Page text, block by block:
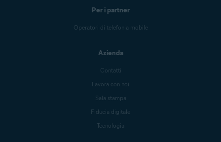
Per i partner
Operatori di telefonia mobile
Azienda
Contatti
Lavora con noi
Sala stampa
Fiducia digitale
Tecnologia